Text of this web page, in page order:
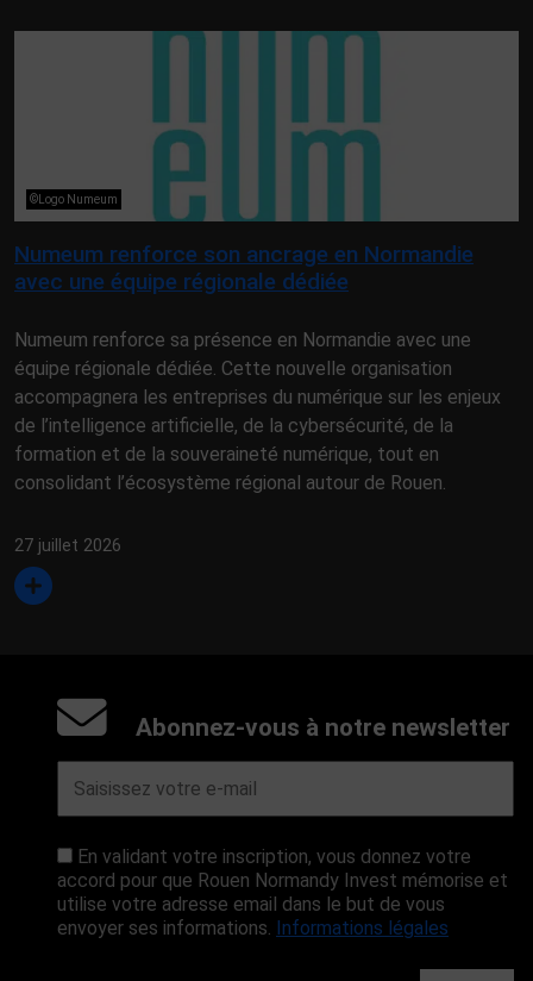
©Logo Numeum
Numeum renforce son ancrage en Normandie
avec une équipe régionale dédiée
Numeum renforce sa présence en Normandie avec une
équipe régionale dédiée. Cette nouvelle organisation
accompagnera les entreprises du numérique sur les enjeux
de l’intelligence artificielle, de la cybersécurité, de la
formation et de la souveraineté numérique, tout en
consolidant l’écosystème régional autour de Rouen.
27 juillet 2026
Abonnez-vous à notre newsletter
En validant votre inscription, vous donnez votre
accord pour que Rouen Normandy Invest mémorise et
utilise votre adresse email dans le but de vous
envoyer ses informations. Informations légales